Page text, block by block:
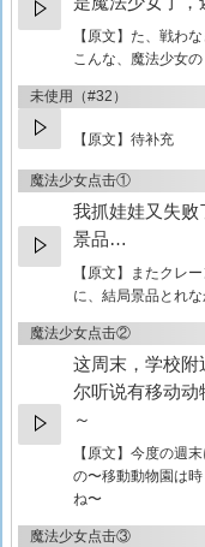
【原文】 た、戦わ
こんな、魔法少女
未使用（#32）
【原文】待补充
魔法少女点击①
我抓娃娃又失
景品…
【原文】
またクレ
に、結局景品とれ
魔法少女点击②
这周末，学校附
尔听说有移动动
～
【原文】 今度の週
の〜移動動物園は
ね〜
魔法少女点击③